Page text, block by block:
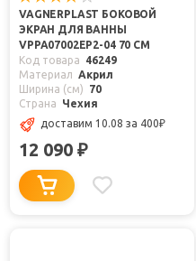
VAGNERPLAST БОКОВОЙ
ЭКРАН ДЛЯ ВАННЫ
VPPA07002EP2-04 70 СМ
Код товара
46249
Материал
Акрил
Ширина (см)
70
Страна
Чехия
доставим 10.08 за 400₽
12 090 ₽